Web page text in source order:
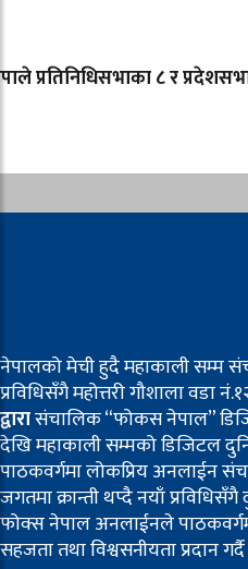
प्रतिनिधिसभाका ८ र
नेपालको मेची हुदै महाकाली सम्म
प्रविधिसँगै महोत्तरी गौशाला वडा
द्वारासंचालिक “फोकस नेपाल”
देखि महाकाली सम्मको डिजिटल
पाठकवर्गमा लोकप्रिय अनलाईन
जगतमा क्रान्ती थप्दै नयाँ
फोक्स नेपाल अनलाईनले
सहजता तथा विश्वसनीयता प्रदान